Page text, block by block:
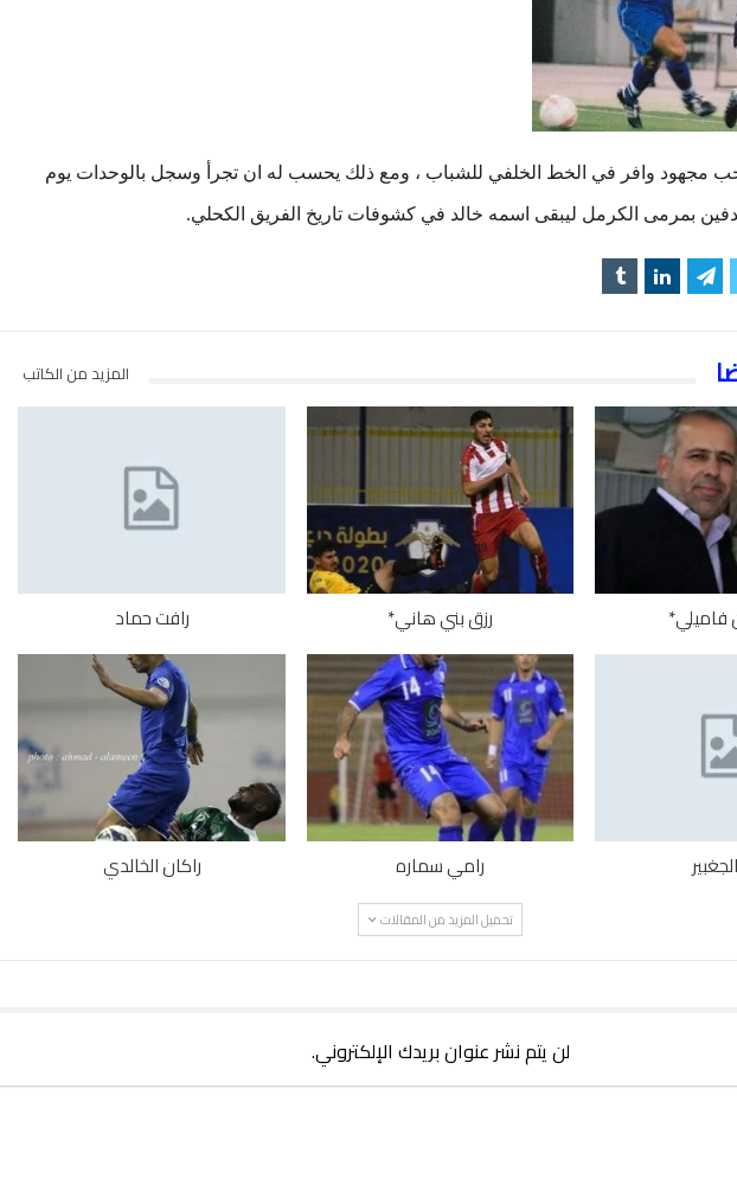
مجهود وافر في الخط الخلفي للشباب ، ومع ذلك يحسب له ان تجرأ وسجل بالوحدات يوم
المزيد من الكاتب
فاميلي* رزق بني هاني* رافت حماد
رامي سماره راكان الخالدي
تحميل المزيد من المقالات
لن يتم نشر عنوان بريدك الإلكتروني.